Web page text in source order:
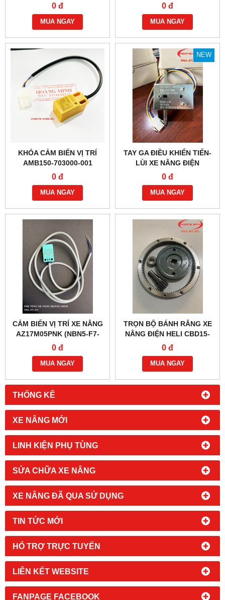
THỐNG KÊ
XE NÂNG MỚI
LINH KIỆN PHỤ TÙNG
SỬA CHỮA XE NÂNG
XE NÂNG ĐÃ QUA SỬ DỤNG
TIN TỨC MỚI
HỔ TRỢ TRỰC TUYẾN
LIÊN KẾT WEBSITE
FANPAGE FACEBOOK
0 đ
MUA NGAY
0 đ
MUA NGAY
KHÓA CẢM BIẾN VỊ TRÍ
AMB150-703000-001
0 đ
MUA NGAY
NEW
TAY GA ĐIỀU KHIỂN TIẾN-
LÙI XE NÂNG ĐIỆN
EPT15W, MT15
0 đ
MUA NGAY
CẢM BIẾN VỊ TRÍ XE NÂNG
AZ17M05PNK (NBN5-F7-
E2)
0 đ
MUA NGAY
TRỌN BỘ BÁNH RĂNG XE
NÂNG ĐIỆN HELI CBD15-
170H/170G
0 đ
MUA NGAY